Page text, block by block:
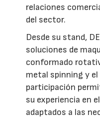
relaciones
del sector.
Desde su stand,
soluciones de
conformado
metal spinning y
participación
su experiencia en
adaptados a las